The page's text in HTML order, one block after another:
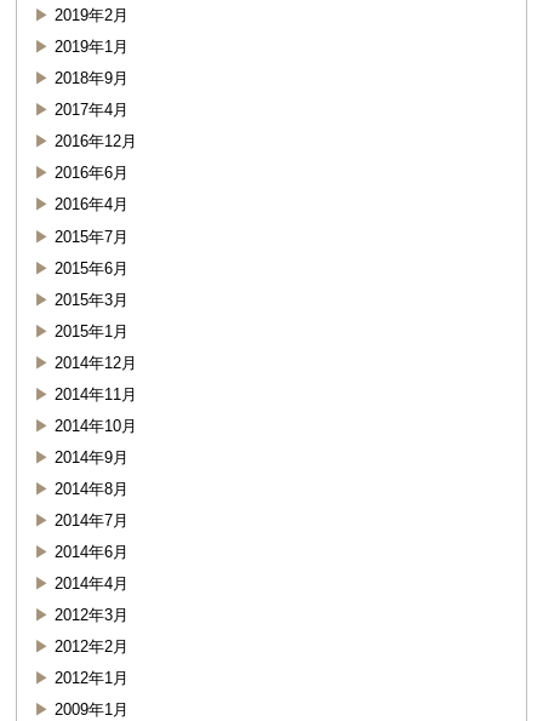
2019年2月
2019年1月
2018年9月
2017年4月
2016年12月
2016年6月
2016年4月
2015年7月
2015年6月
2015年3月
2015年1月
2014年12月
2014年11月
2014年10月
2014年9月
2014年8月
2014年7月
2014年6月
2014年4月
2012年3月
2012年2月
2012年1月
2009年1月